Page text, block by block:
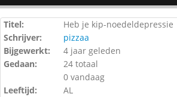
Titel:
Heb je kip-noedeldepressie
Schrijver:
pizzaa
Bijgewerkt:
4 jaar geleden
Gedaan:
24 totaal
0 vandaag
Leeftijd:
AL